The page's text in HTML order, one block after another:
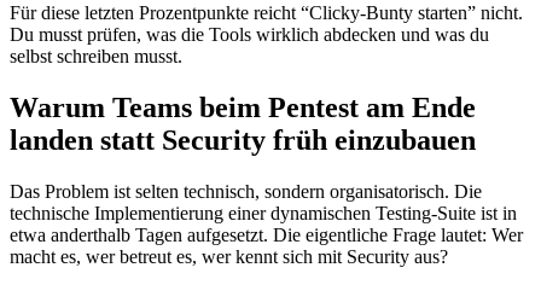
Für diese letzten Prozentpunkte reicht “Clicky-Bunty starten” nicht.
Du musst prüfen, was die Tools wirklich abdecken und was du
selbst schreiben musst.
Warum Teams beim Pentest am Ende
landen statt Security früh einzubauen
Das Problem ist selten technisch, sondern organisatorisch. Die
technische Implementierung einer dynamischen Testing-Suite ist in
etwa anderthalb Tagen aufgesetzt. Die eigentliche Frage lautet: Wer
macht es, wer betreut es, wer kennt sich mit Security aus?